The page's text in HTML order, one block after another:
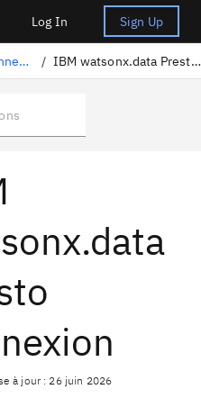
Log In Sign Up
Connecteurs / IBM watsonx.data Presto connexion
à jour : 26 juin 2026